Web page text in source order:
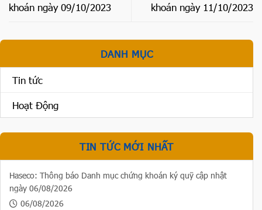
khoán ngày 09/10/2023
khoán ngày 11/10/2023
DANH MỤC
Tin tức
Hoạt Động
TIN TỨC MỚI NHẤT
Haseco: Thông báo Danh mục chứng khoán ký quỹ cập nhật
ngày 06/08/2026
06/08/2026